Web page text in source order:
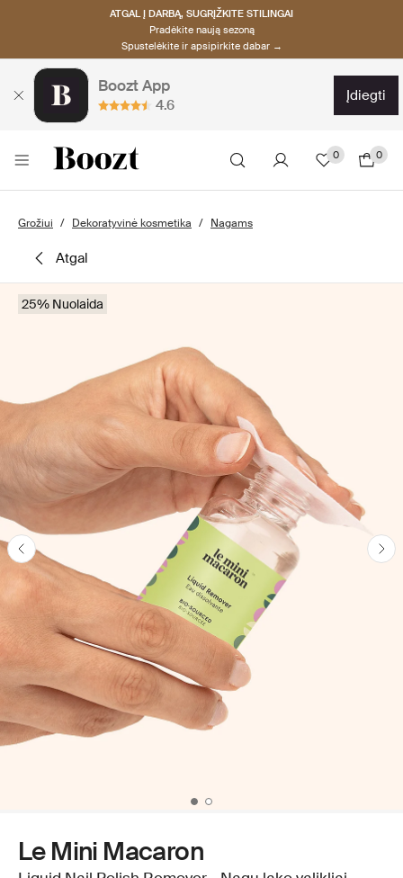
ATGAL Į DARBĄ, SUGRĮŽKITE STILINGAI
Pradėkite naują sezoną
Spustelėkite ir apsipirkite dabar →
Boozt App
4.6
įdiegti
0 0
Grožiui Dekoratyvinė kosmetika Nagams
atgal
25% Nuolaida
Le Mini Macaron